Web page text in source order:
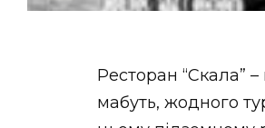
Ресторан “Скала”
мабуть, жодного